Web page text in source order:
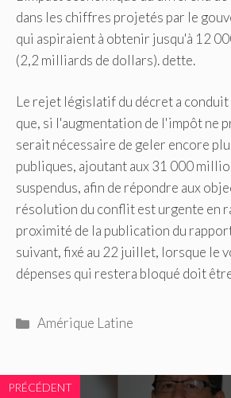
dans les chiffres projetés par le
qui aspiraient à obtenir jusqu'à 12
(2,2 milliards de dollars). dette.
Le rejet législatif du décret a
que, si l'augmentation de l'impôt ne
serait nécessaire de geler encore
publiques, ajoutant aux 31 000
suspendus, afin de répondre aux
résolution du conflit est urgente en
proximité de la publication du
suivant, fixé au 22 juillet, lorsque le
dépenses qui restera bloqué doit
Catégories
Amérique Latine
PRÉCÉDENT